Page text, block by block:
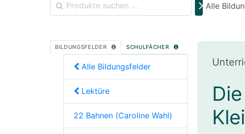
Alle
BILDUNGSFELDER SCHULFÄCHER
Alle Bildungsfelder
Lektüre
22 Bahnen (Caroline Wahl)